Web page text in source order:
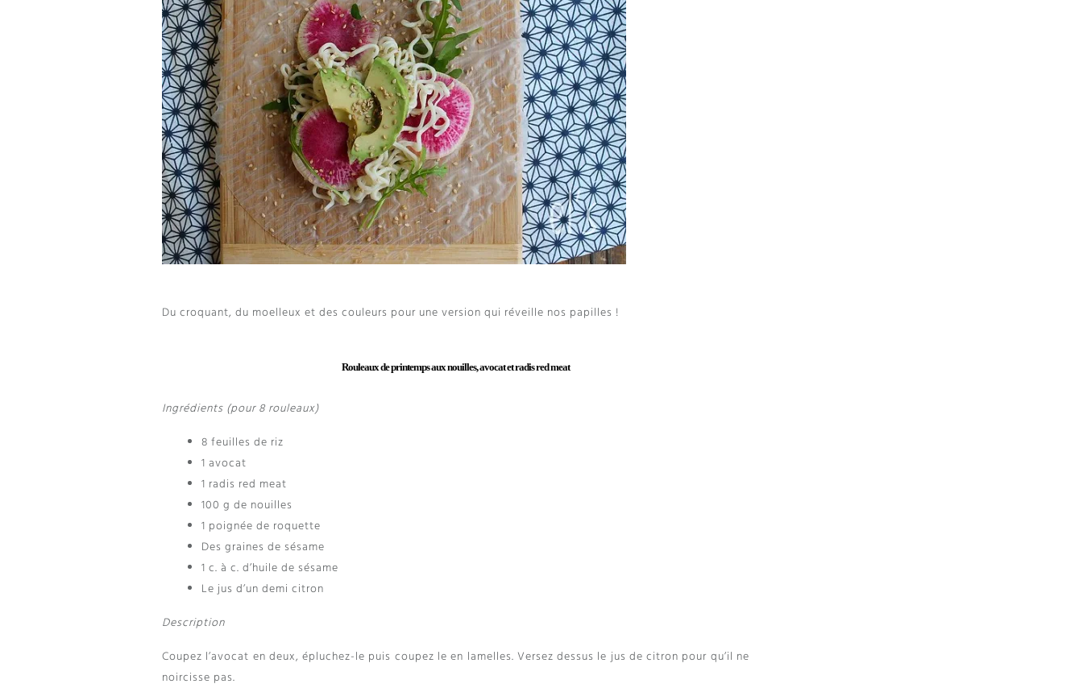
Du croquant, du moelleux et des couleurs pour une version qui réveille nos papilles !
Rouleaux de printemps aux nouilles, avocat et radis red meat
Ingrédients (pour 8 rouleaux)
8 feuilles de riz
1 avocat
1 radis red meat
100 g de nouilles
1 poignée de roquette
Des graines de sésame
1 c. à c. d’huile de sésame
Le jus d’un demi citron
Description
Coupez l’avocat en deux, épluchez-le puis coupez le en lamelles. Versez dessus le jus de citron pour qu’il ne
noircisse pas.